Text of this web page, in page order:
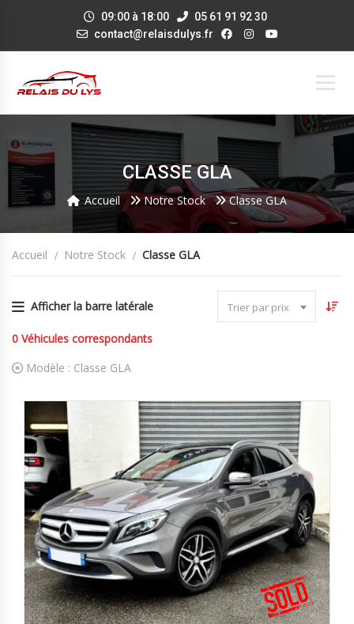
09:00 à 18:00
05 61 91 92 30
contact@relaisdulys.fr
CLASSE GLA
Accueil Notre Stock Classe GLA
Accueil Notre Stock Classe GLA
Afficher la barre latérale Trier par prix
0 Véhicules correspondants
Modèle : Classe GLA